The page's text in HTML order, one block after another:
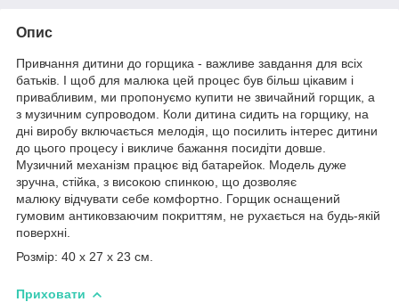
Опис
Привчання дитини до горщика - важливе завдання для всіх
батьків. І щоб для малюка цей процес був більш цікавим і
привабливим, ми пропонуємо купити не звичайний горщик, а
з музичним супроводом. Коли дитина сидить на горщику, на
дні виробу включається мелодія, що посилить інтерес дитини
до цього процесу і викличе бажання посидіти довше.
Музичний механізм працює від батарейок. Модель дуже
зручна, стійка, з високою спинкою, що дозволяє
малюку відчувати себе комфортно. Горщик оснащений
гумовим антиковзаючим покриттям, не рухається на будь-якій
поверхні.
Розмір: 40 x 27 x 23 см.
Приховати